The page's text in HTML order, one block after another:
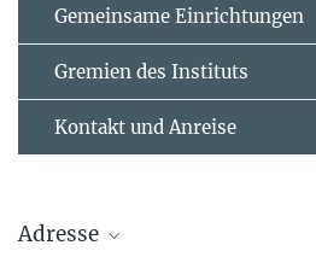
Gemeinsame Einrichtungen
Gremien des Instituts
Kontakt und Anreise
Adresse